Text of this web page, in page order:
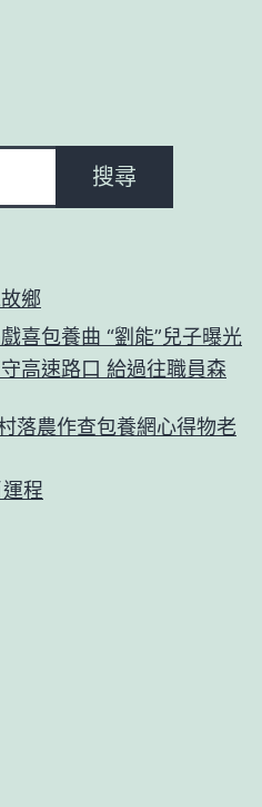
搜尋
鄉
喜包養曲 “劉能”兒子曝光
高速路口 給過往職員森
落農作查包養網心得物老
程